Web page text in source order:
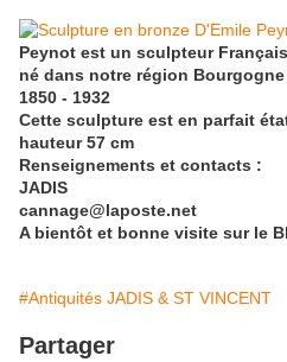
Peynot est un sculpteur Français
né dans notre région
1850 - 1932
Cette sculpture est en parfait
hauteur 57 cm
Renseignements et contacts :
JADIS
cannage@laposte.net
A bientôt et bonne visite sur le
#Antiquités JADIS & ST VINCENT
Partager